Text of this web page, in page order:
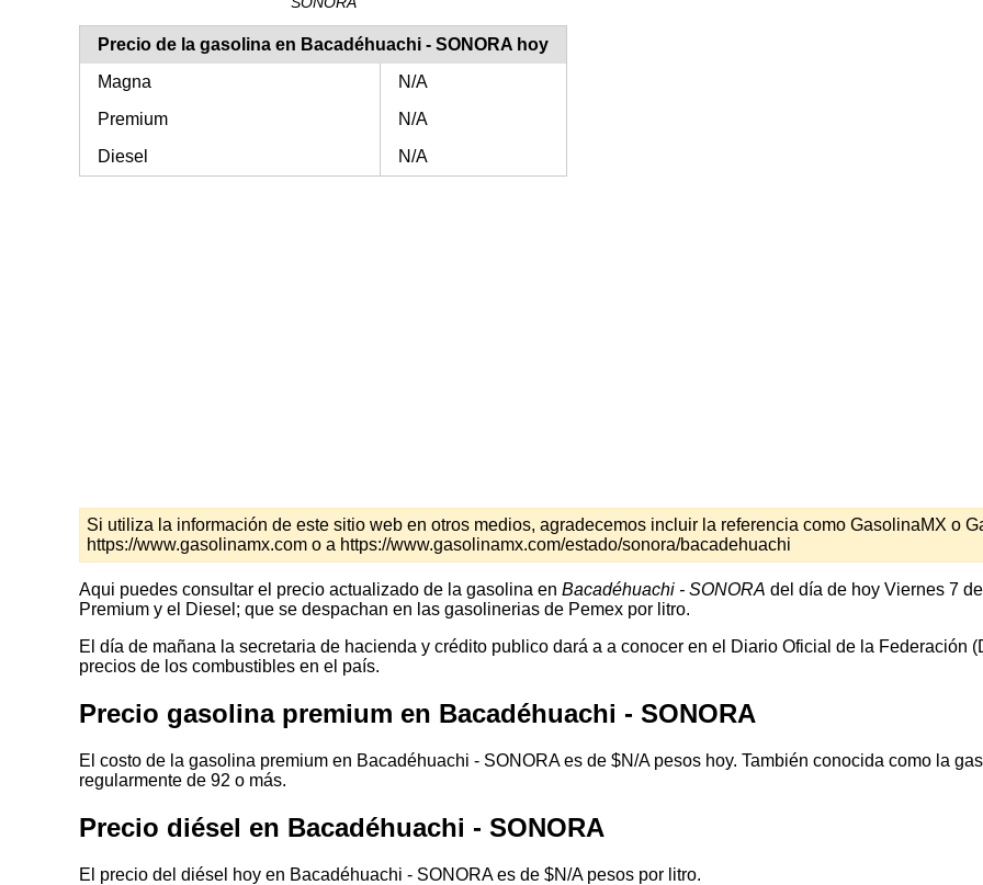
Precio de la gasolina en Bacadéhuachi - SONORA hoy
Magna
N/A
Premium
N/A
Diesel
N/A
Si utiliza la información de este sitio web en otros medios, agradecemos incluir la referencia como GasolinaMX o
https://www.gasolinamx.com o a https://www.gasolinamx.com/estado/sonora/bacadehuachi
Aqui puedes consultar el precio actualizado de la gasolina en Bacadéhuachi - SONORA del día de hoy Viernes 7
Premium y el Diesel; que se despachan en las gasolinerias de Pemex por litro.
El día de mañana la secretaria de hacienda y crédito publico dará a a conocer en el Diario Oficial de la Federación
precios de los combustibles en el país.
Precio gasolina premium en Bacadéhuachi - SONORA
El costo de la gasolina premium en Bacadéhuachi - SONORA es de $N/A pesos hoy. También conocida como la
regularmente de 92 o más.
Precio diésel en Bacadéhuachi - SONORA
El precio del diésel hoy en Bacadéhuachi - SONORA es de $N/A pesos por litro.